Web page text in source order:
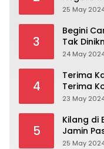
25 May
3
Begini
Tak
24 May
4
Terima
Terima
23 May
5
Kilang di
Jamin
25 May